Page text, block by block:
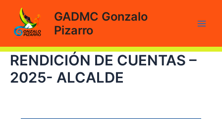
contenido
GADMC Gonzalo
Pizarro
RENDICIÓN DE CUENTAS –
2025- ALCALDE